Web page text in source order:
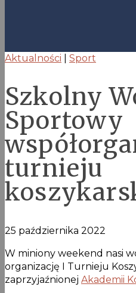
Aktualności Sport
Szkolny
Sportowy
turnieju
25 października 2022
W miniony weekend nasi
organizację I Turnieju
zaprzyjaźnionej Akademii